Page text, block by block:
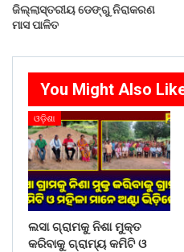
ରାସ୍ତାକାମ ଶେଷ ହେବା
ରାସ୍ତାର ସ୍ଥାଇତ୍ଵ ଯାହାହେବ
ମହଲରେ ଚର୍ଚ୍ଚା ହେଉଛି ।
ଉକ୍ତ ରାସ୍ତା କାର୍ଯ୍ୟ ଉପରେ
ହେଉଛି ।
Share on:
WhatsApp
ଜିଲ୍ଲାସ୍ତରୀୟ ଡେଙ୍ଗୁ ନିରାକରଣ
ମାସ ପାଳିତ
You Might Also
ଓଡ଼ିଶା
ଲସା ଗ୍ରାମକୁ ନିଶା ମୁକ୍ତ
କରିବାକୁ ଗ୍ରାମ୍ୟ କମିଟି ଓ